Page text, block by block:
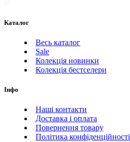
Каталог
Весь каталог
Sale
Колекція новинки
Колекція бестселери
Інфо
Наші контакти
Доставка і оплата
Повернення товару
Політика конфіденційності